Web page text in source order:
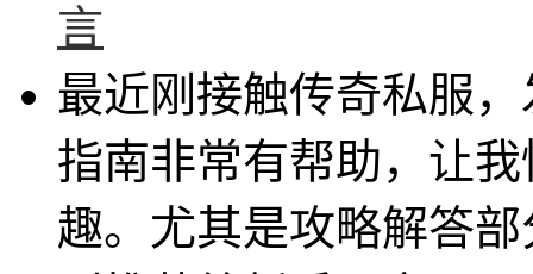
言
最近刚接触传奇私服
指南非常有帮助，让
趣。尤其是攻略解答